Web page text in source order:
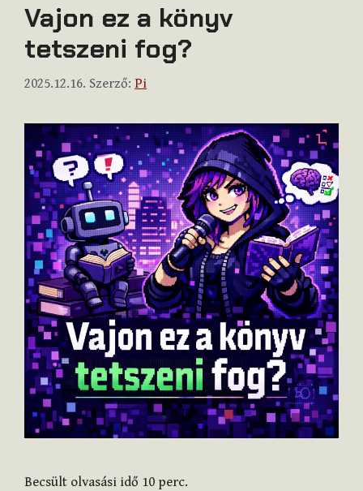
Vajon ez a könyv
tetszeni fog?
2025.12.16. Szerző: Pi
Becsült olvasási idő 10 perc.